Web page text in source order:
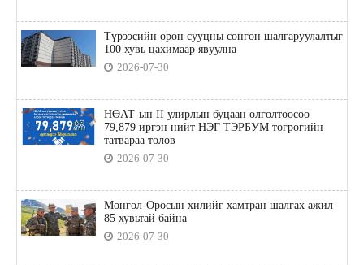
Түрээсийн орон сууцны сонгон шалгаруулалтыг
100 хувь цахимаар явуулна
2026-07-30
НӨАТ-ын II улирлын буцаан олголтоосоо
79,879 иргэн нийт НЭГ ТЭРБУМ төгрөгийн
татвараа төлөв
2026-07-30
Монгол-Оросын хилийг хамтран шалгах ажил
85 хувьтай байна
2026-07-30